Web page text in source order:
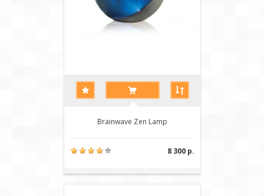
Brainwave Zen Lamp
8 300 р.